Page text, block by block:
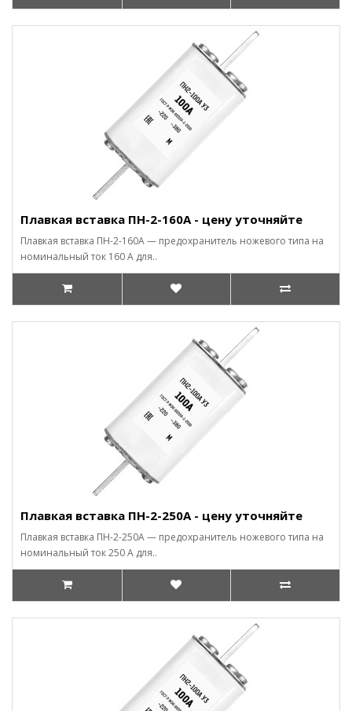
Плавкая вставка ПН-2-160А - цену уточняйте
Плавкая вставка ПН-2-160А — предохранитель ножевого типа на
номинальный ток 160 А для..
Плавкая вставка ПН-2-250А - цену уточняйте
Плавкая вставка ПН-2-250А — предохранитель ножевого типа на
номинальный ток 250 А для..